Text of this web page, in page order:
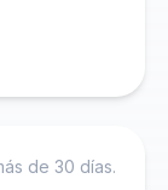
de 30 días.